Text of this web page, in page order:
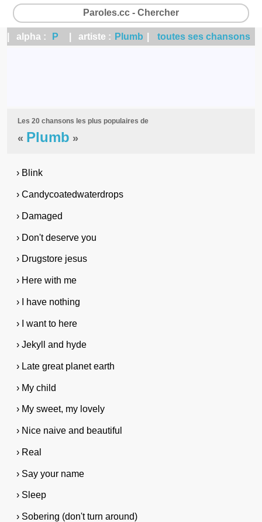
Paroles.cc - Chercher
| alpha : P | artiste : Plumb toutes ses chansons
Les 20 chansons les plus populaires de
« Plumb »
› Blink
› Candycoatedwaterdrops
› Damaged
› Don't deserve you
› Drugstore jesus
› Here with me
› I have nothing
› I want to here
› Jekyll and hyde
› Late great planet earth
› My child
› My sweet, my lovely
› Nice naive and beautiful
› Real
› Say your name
› Sleep
› Sobering (don't turn around)